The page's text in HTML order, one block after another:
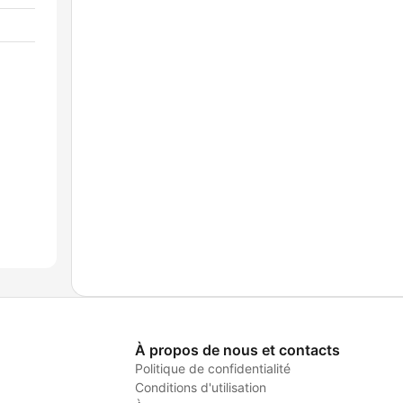
À propos de nous et contacts
Politique de confidentialité
Conditions d'utilisation